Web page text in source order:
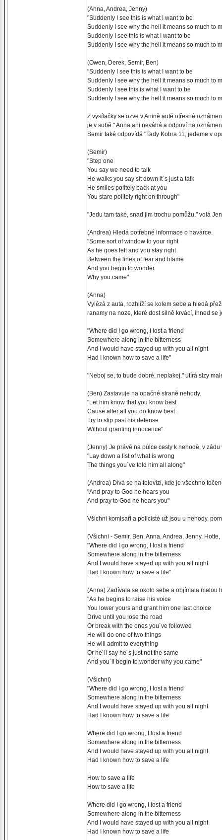
(Anna, Andrea, Jenny)
"Suddenly I see this is what I want to be
Suddenly I see why the hell it means so much to
Suddenly I see this is what I want to be
Suddenly I see why the hell it means so much to
(Owen, Derek, Semir, Ben)
"Suddenly I see this is what I want to be
Suddenly I see why the hell it means so much to
Suddenly I see this is what I want to be
Suddenly I see why the hell it means so much to
Z vysílačky se ozve v Anině autě otřesné
je v sobě." Anna ani neváhá a odpoví na
Semir také odpovídá "Tady Kobra 11, jedeme v
(Semir)
"Step one
You say we need to talk
He walks you say sit down it´s just a talk
He smiles politely back at you
You stare politely right on through"
"Jedu tam také, snad jim trochu pomůžu." volá
(Andrea) Hledá potřebné informace o havárce.
"Some sort of window to your right
As he goes left and you stay right
Between the lines of fear and blame
And you begin to wonder
Why you came"
(Anna)
Vylézá z auta, rozhlíží se kolem sebe a hledá
ranamy na noze, které dost silně krvácí, ihned se
"Where did I go wrong, I lost a friend
Somewhere along in the bitterness
And I would have stayed up with you all night
Had I known how to save a life"
"Neboj se, to bude dobré, neplakej." utírá slzy
(Ben) Zastavuje na opačné straně nehody.
"Let him know that you know best
Cause after all you do know best
Try to slip past his defense
Without granting innocence"
(Jenny) Je právě na půlce cesty k nehodě, v
"Lay down a list of what is wrong
The things you´ve told him all along"
(Andrea) Dívá se na televizi, kde je všechno
"And pray to God he hears you
And pray to God he hears you"
Všichni komisaři a policisté už jsou u nehody,
(Všichni - Semir, Ben, Anna, Andrea, Jenny,
"Where did I go wrong, I lost a friend
Somewhere along in the bitterness
And I would have stayed up with you all night
Had I known how to save a life"
(Anna) Zadívala se okolo sebe a objímala malou
"As he begins to raise his voice
You lower yours and grant him one last choice
Drive until you lose the road
Or break with the ones you´ve followed
He will do one of two things
He will admit to everything
Or he´ll say he´s just not the same
And you´ll begin to wonder why you came"
(Všichni)
"Where did I go wrong, I lost a friend
Somewhere along in the bitterness
And I would have stayed up with you all night
Had I known how to save a life
Where did I go wrong, I lost a friend
Somewhere along in the bitterness
And I would have stayed up with you all night
Had I known how to save a life
How to save a life
How to save a life
Where did I go wrong, I lost a friend
Somewhere along in the bitterness
And I would have stayed up with you all night
Had I known how to save a life